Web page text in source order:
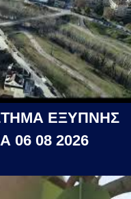
ΕΞΥΠΝΗΣ
06 08 2026